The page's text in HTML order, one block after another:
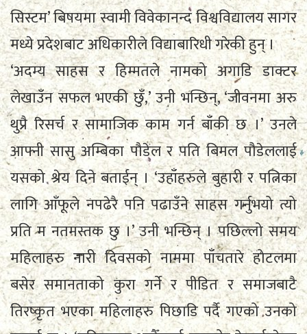
सिस्टम’ बिषयमा स्वामी विवेकानन्द विश्वविद्यालय सागर
मध्ये प्रदेशबाट अधिकारीले विद्याबारिधी गरेकी हुन् ।
‘अदम्य साहस र हिम्मतले नामको अगाडि डाक्टर
लेखाउँन सफल भएकी छुँ,’ उनी भन्छिन्, ‘जीवनमा अरु
थुप्रै रिसर्च र सामाजिक काम गर्न बाँकी छ ।’ उनले
आफ्नी सासु अम्बिका पौडेल र पति बिमल पौडेललाई
यसको श्रेय दिने बताईन् । ‘उहाँहरुले बुहारी र पत्निका
लागि आँफूले नपढेरै पनि पढाउँने साहस गर्नुभयो त्यो
प्रति म नतमस्तक छु ।’ उनी भन्छिन् । पछिल्लो समय
महिलाहरु नारी दिवसको नाममा पाँचतारे होटलमा
बसेर समानताको कुरा गर्ने र पीडित र समाजबाटै
तिरष्कृत भएका महिलाहरु पिछाडि पर्दै गएको उनको